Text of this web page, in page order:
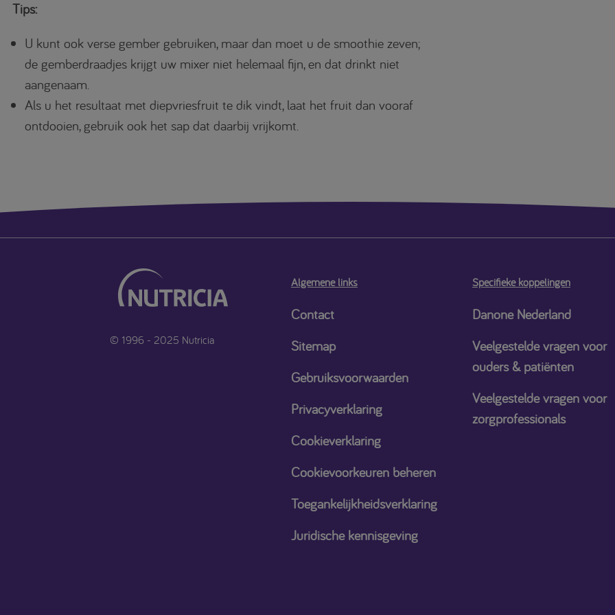
Tips:
U kunt ook verse gember gebruiken, maar dan moet u de smoothie zeven;
de gemberdraadjes krijgt uw mixer niet helemaal fijn, en dat drinkt niet
aangenaam.
Als u het resultaat met diepvriesfruit te dik vindt, laat het fruit dan vooraf
ontdooien, gebruik ook het sap dat daarbij vrijkomt.
© 1996 - 2025 Nutricia
Algemene links
Contact
Sitemap
Gebruiksvoorwaarden
Privacyverklaring
Cookieverklaring
Cookievoorkeuren beheren
Toegankelijkheidsverklaring
Juridische kennisgeving
Specifieke koppelingen
Danone Nederland
Veelgestelde vragen voor
ouders & patiënten
Veelgestelde vragen voor
zorgprofessionals